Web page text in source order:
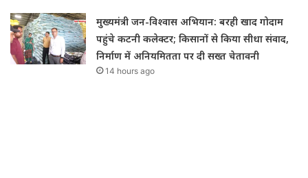
मुख्यमंत्री जन-विश्वास अभियान: बरही खाद गोदाम
पहुंचे कटनी कलेक्टर; किसानों से किया सीधा संवाद,
निर्माण में अनियमितता पर दी सख्त चेतावनी
14 hours ago